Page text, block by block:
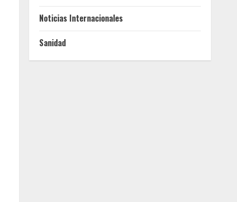
Noticias Internacionales
Sanidad